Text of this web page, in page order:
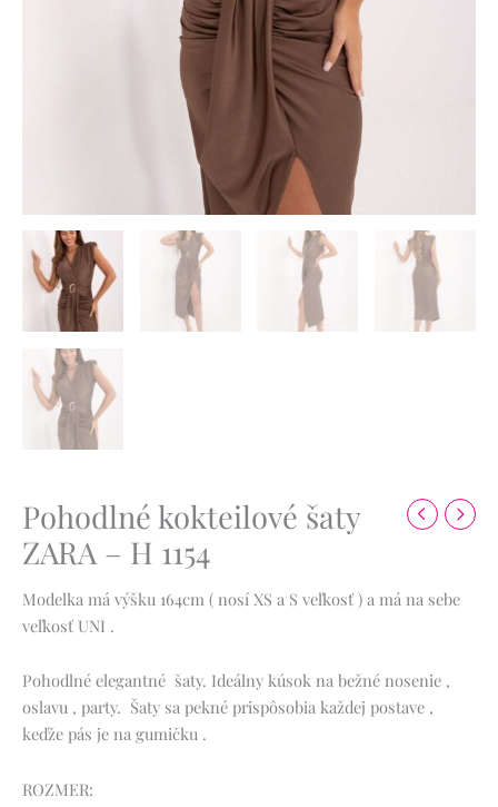
Pohodlné kokteilové šaty
ZARA – H 1154
Modelka má výšku 164cm ( nosí XS a S veľkosť ) a má na sebe
veľkosť UNI .
Pohodlné elegantné šaty. Ideálny kúsok na bežné nosenie ,
oslavu , party. Šaty sa pekné prispôsobia každej postave ,
keďže pás je na gumičku .
ROZMER: